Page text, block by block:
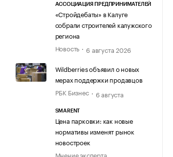
АССОЦИАЦИЯ ПРЕДПРИНИМАТЕЛЕЙ
«Стройдебаты» в Калуге
собрали строителей калужского
региона
Новость
6 августа 2026
Wildberries объявил о новых
мерах поддержки продавцов
РБК Бизнес
6 августа
SMARENT
Цена парковки: как новые
нормативы изменят рынок
новостроек
Мнение эксперта